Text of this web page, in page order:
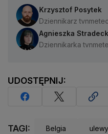
Krzysztof Posytek
Dziennikarz
Agnieszka
Dziennikarka
UDOSTĘPNIJ:
TAGI: Belgia ulewy